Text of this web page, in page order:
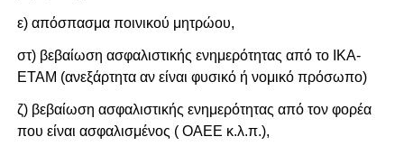
ε) απόσπασμα ποινικού μητρώου,
στ) βεβαίωση ασφαλιστικής ενημερότητας από το ΙΚΑ-
ΕΤΑΜ (ανεξάρτητα αν είναι φυσικό ή νομικό πρόσωπο)
ζ) βεβαίωση ασφαλιστικής ενημερότητας από τον φορέα
που είναι ασφαλισμένος ( ΟΑΕΕ κ.λ.π.),